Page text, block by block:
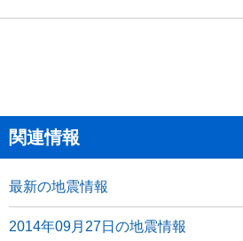
関連情報
最新の地震情報
2014年09月27日の地震情報